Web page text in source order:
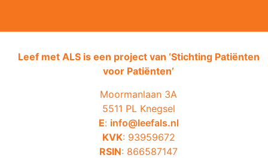
Leef met ALS is een project van ‘Stichting Patiënten
voor Patiënten’
Moormanlaan 3A
5511 PL Knegsel
E: info@leefals.nl
KVK: 93959672
RSIN: 866587147